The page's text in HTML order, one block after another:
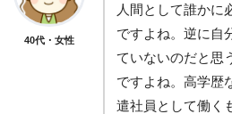
40代・女性
人間として誰かに
ですよね。逆に自
ていないのだと思
ですよね。高学歴
遣社員として働く